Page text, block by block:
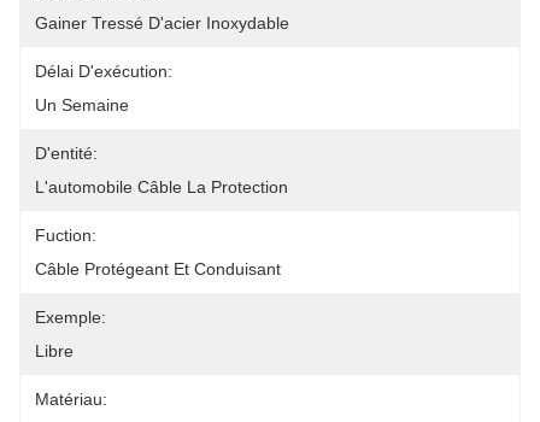
Gainer Tressé D'acier Inoxydable
Délai D'exécution:
Un Semaine
D'entité:
L'automobile Câble La Protection
Fuction:
Câble Protégeant Et Conduisant
Exemple:
Libre
Matériau: